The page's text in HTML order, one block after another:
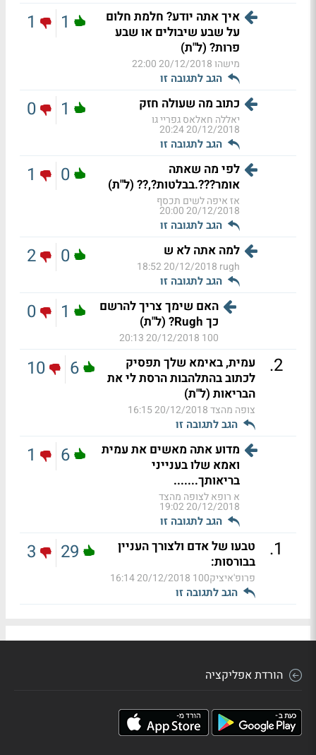
איך אתה יודע? חלמת חלום
על שבע שיבולים או שבע
פרות? (ל"ת)
מישהו20/12/2018 22:00
הגב לתגובה זו
1
1
כתוב מה שעולה חזק
יאללה חאלאס גפריי גו
20/12/2018 20:24
הגב לתגובה זו
1
0
לפי מה שאתה
אומר???.בבלטות?,?? (ל"ת)
אז איפה לשים תכסף
20/12/2018 20:00
הגב לתגובה זו
0
1
למה אתה לא ש
rugh
20/12/2018 18:52
הגב לתגובה זו
0
2
האם שימך צריך להרשם
כך Rugh? (ל"ת)
100
20/12/2018 20:13
1
0
2
.
עמית, באימא שלך תפסיק
לכתוב בהתלהבות הרסת לי את
הבריאות (ל"ת)
צופה מהצד20/12/2018 16:15
הגב לתגובה זו
6
10
מדוע אתה מאשים את עמית
ואמא שלו בענייני
בריאותך.......
א רופא לצופה מהצד
20/12/2018 19:02
הגב לתגובה זו
6
1
1
.
טבעו של אדם ולצורך העניין
בבורסות:
פרופ'איציק100 20/12/2018 16:14
הגב לתגובה זו
29
3
הורדת אפליקציה